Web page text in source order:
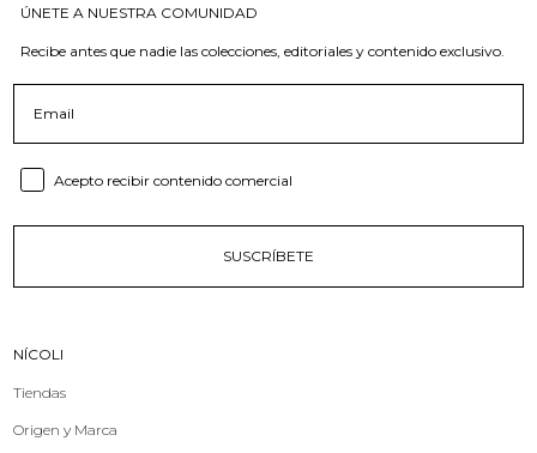
ÚNETE A NUESTRA COMUNIDAD
Recibe antes que nadie las colecciones, editoriales y contenido exclusivo.
Consent email
Acepto recibir contenido comercial
SUSCRÍBETE
NÍCOLI
Tiendas
Origen y Marca